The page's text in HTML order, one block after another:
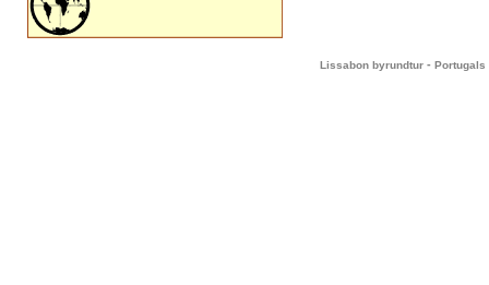
Lissabon byrundtur - Portugals